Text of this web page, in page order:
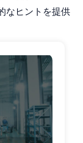
なヒントを提供